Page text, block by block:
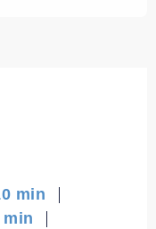
minutter
min
min